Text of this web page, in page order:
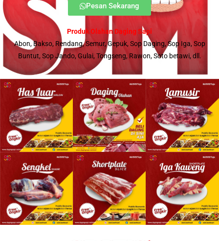
Pesan Sekarang
Produk Olahan Daging Sapi
Abon, Bakso, Rendang, Semur, Gepuk, Sop Daging, Sop Iga, Sop
Buntut, Sop Jando, Gulai, Tongseng, Rawon, Soto betawi, dll.